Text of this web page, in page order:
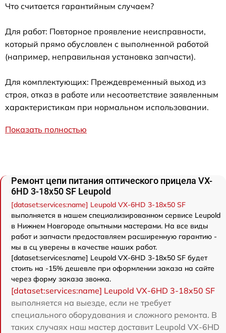
Что считается гарантийным случаем?
Для работ: Повторное проявление неисправности,
который прямо обусловлен с выполненной работой
(например, неправильная установка запчасти).
Для комплектующих: Преждевременный выход из
строя, отказ в работе или несоответствие заявленным
характеристикам при нормальном использовании.
Показать полностью
Ремонт цепи питания оптического прицела VX-
6HD 3-18x50 SF Leupold
[dataset:services:name] Leupold VX-6HD 3-18x50 SF
выполняется в нашем специализированном сервисе Leupold
в Нижнем Новгороде опытными мастерами. На все виды
работ и запчасти предоставляем расширенную гарантию -
мы в сц уверены в качестве наших работ.
[dataset:services:name] Leupold VX-6HD 3-18x50 SF будет
стоить на -15% дешевле при оформлении заказа на сайте
через форму заказа звонка.
[dataset:services:name] Leupold VX-6HD 3-18x50 SF
выполняется на выезде, если не требует
специального оборудования и сложного ремонта. В
таких случаях наш мастер доставит Leupold VX-6HD